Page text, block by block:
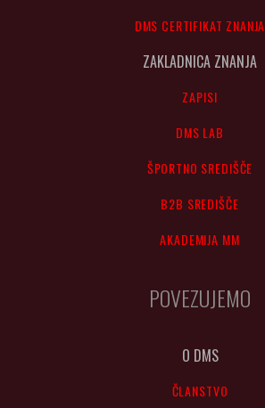
DMS CERTIFIKAT ZNANJA
ZAKLADNICA ZNANJA
ZAPISI
DMS LAB
ŠPORTNO SREDIŠČE
B2B SREDIŠČE
AKADEMIJA MM
POVEZUJEMO
O DMS
ČLANSTVO